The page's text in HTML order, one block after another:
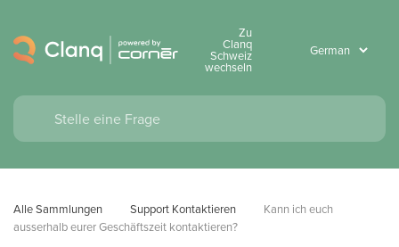
Zu
Clanq
Schweiz
wechseln
Alle Sammlungen Support Kontaktieren
Kann ich euch
ausserhalb eurer Geschäftszeit kontaktieren?